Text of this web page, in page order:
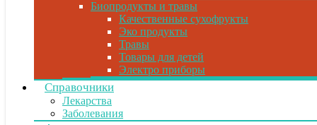
Биопродукты и травы
Качественные сухофрукты
Эко продукты
Травы
Товары для детей
Электро приборы
Справочники
Лекарства
Заболевания